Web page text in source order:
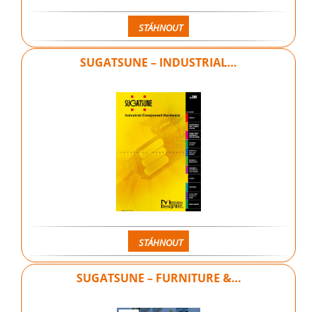
STÁHNOUT
SUGATSUNE – INDUSTRIAL…
STÁHNOUT
SUGATSUNE – FURNITURE &…